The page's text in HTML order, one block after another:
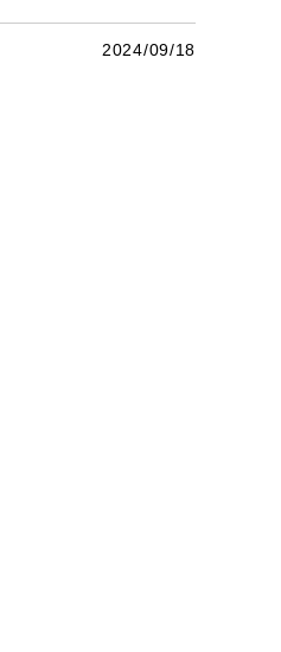
2024/09/18